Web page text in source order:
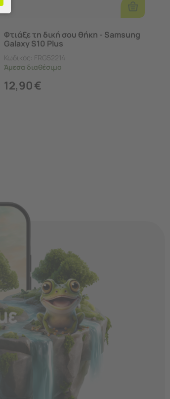
Επιλογές
Φτιάξε τη δική σου θήκη - Samsung
Galaxy S10 Plus
Κωδικός: FRG52214
Άμεσα διαθέσιμο
12,90€